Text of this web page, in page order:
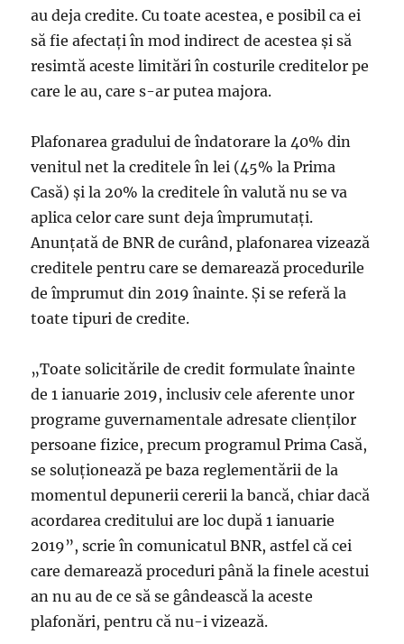
au deja credite. Cu toate acestea, e posibil ca ei
să fie afectați în mod indirect de acestea și să
resimtă aceste limitări în costurile creditelor pe
care le au, care s-ar putea majora.
Plafonarea gradului de îndatorare la 40% din
venitul net la creditele în lei (45% la Prima
Casă) și la 20% la creditele în valută nu se va
aplica celor care sunt deja împrumutați.
Anunțată de BNR de curând, plafonarea vizează
creditele pentru care se demarează procedurile
de împrumut din 2019 înainte. Și se referă la
toate tipuri de credite.
„Toate solicitările de credit formulate înainte
de 1 ianuarie 2019, inclusiv cele aferente unor
programe guvernamentale adresate clienților
persoane fizice, precum programul Prima Casă,
se soluționează pe baza reglementării de la
momentul depunerii cererii la bancă, chiar dacă
acordarea creditului are loc după 1 ianuarie
2019”, scrie în comunicatul BNR, astfel că cei
care demarează proceduri până la finele acestui
an nu au de ce să se gândească la aceste
plafonări, pentru că nu-i vizează.